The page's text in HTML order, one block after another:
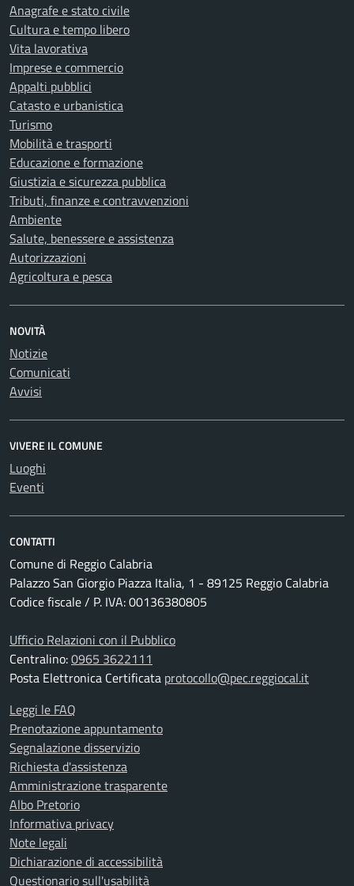
Anagrafe e stato civile
Cultura e tempo libero
Vita lavorativa
Imprese e commercio
Appalti pubblici
Catasto e urbanistica
Turismo
Mobilità e trasporti
Educazione e formazione
Giustizia e sicurezza pubblica
Tributi, finanze e contravvenzioni
Ambiente
Salute, benessere e assistenza
Autorizzazioni
Agricoltura e pesca
NOVITÀ
Notizie
Comunicati
Avvisi
VIVERE IL COMUNE
Luoghi
Eventi
CONTATTI
Comune di Reggio Calabria
Palazzo San Giorgio Piazza Italia, 1 - 89125 Reggio Calabria
Codice fiscale / P. IVA: 00136380805
Ufficio Relazioni con il Pubblico
Centralino:0965 3622111
Posta Elettronica Certificata protocollo@pec.reggiocal.it
Leggi le FAQ
Prenotazione appuntamento
Segnalazione disservizio
Richiesta d'assistenza
Amministrazione trasparente
Albo Pretorio
Informativa privacy
Note legali
Dichiarazione di accessibilità
Questionario sull'usabilità